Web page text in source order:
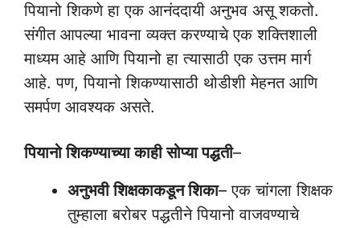
पियानो शिकणे हा एक आनंददायी अनुभव असू शकतो.
संगीत आपल्या भावना व्यक्त करण्याचे एक शक्तिशाली
माध्यम आहे आणि पियानो हा त्यासाठी एक उत्तम मार्ग
आहे. पण, पियानो शिकण्यासाठी थोडीशी मेहनत आणि
समर्पण आवश्यक असते.
पियानो शिकण्याच्या काही सोप्या पद्धती–
अनुभवी शिक्षकाकडून शिका– एक चांगला शिक्षक
तुम्हाला बरोबर पद्धतीने पियानो वाजवण्याचे